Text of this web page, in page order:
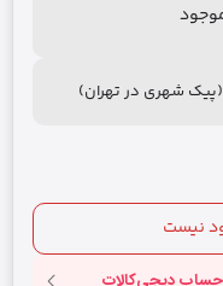
(پیک شهری در تهران)
نیست